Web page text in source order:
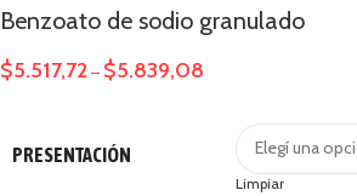
Benzoato de sodio granulado
$5.517,72 – $5.839,08
PRESENTACIÓN
Limpiar